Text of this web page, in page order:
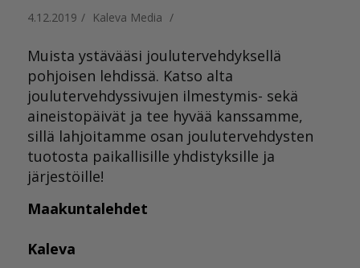
4.12.2019 / Kaleva Media /
Muista ystävääsi joulutervehdyksellä
pohjoisen lehdissä. Katso alta
joulutervehdyssivujen ilmestymis- sekä
aineistopäivät ja tee hyvää kanssamme,
sillä lahjoitamme osan joulutervehdysten
tuotosta paikallisille yhdistyksille ja
järjestöille!
Maakuntalehdet
Kaleva